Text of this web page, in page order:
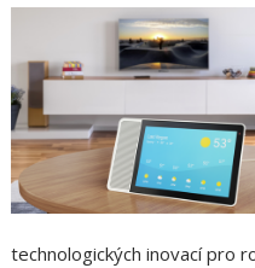
technologických inovací pro